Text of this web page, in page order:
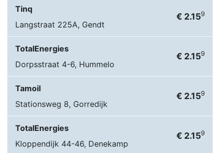
Tinq
Langstraat 225A, Gendt
€ 2.159
TotalEnergies
Dorpsstraat 4-6, Hummelo
€ 2.159
Tamoil
Stationsweg 8, Gorredijk
€ 2.159
TotalEnergies
Kloppendijk 44-46, Denekamp
€ 2.159